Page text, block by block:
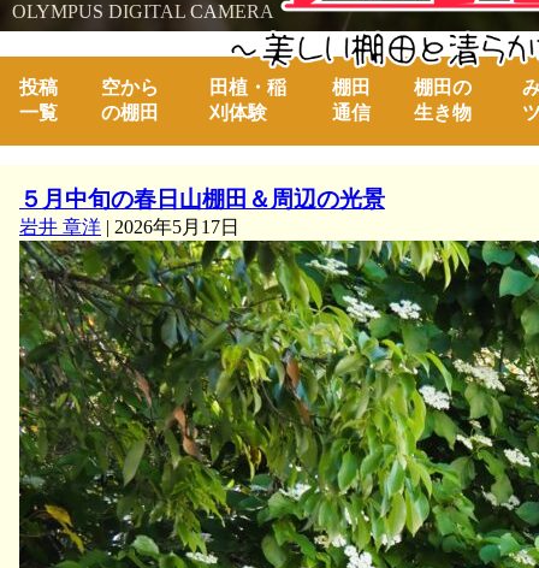
OLYMPUS DIGITAL CAMERA
OLYMPUS DIGITAL CAMERA
～美しい棚田の自然と古代米～
投稿
一覧
空から
の棚田
田植・稲
刈体験
棚田
通信
棚田の
生き物
５月中旬の春日山棚田＆周辺の光景
岩井 章洋 | 2026年5月17日